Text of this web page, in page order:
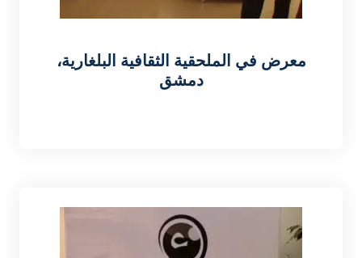
معرض في الملحقية الثقافية البلغارية،
دمشق